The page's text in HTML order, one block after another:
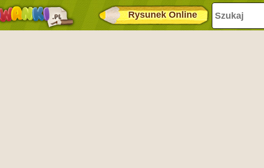
Rysunek Online